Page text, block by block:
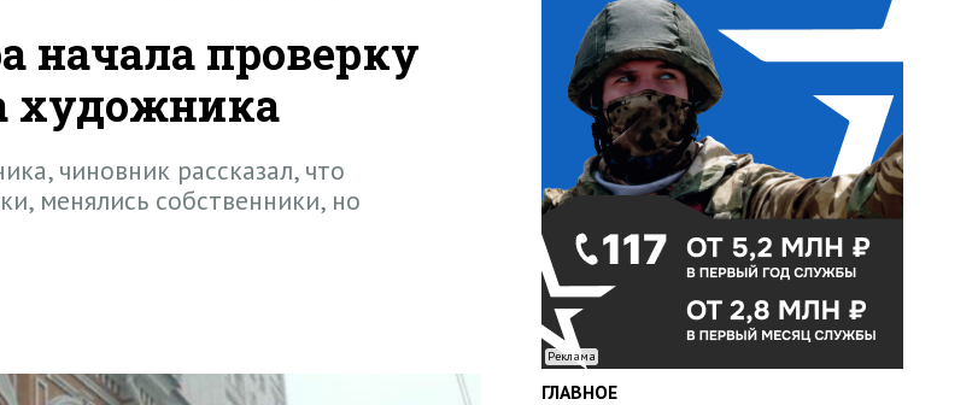
начала проверку
художника
чиновник рассказал, что
менялись собственники, но
Реклама
ГЛАВНОЕ